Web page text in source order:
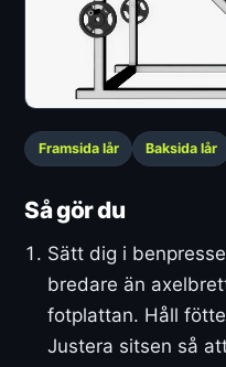
Framsida lår Baksida lår
Så gör du
Sätt dig i
bredare än
fotplattan. Håll
Justera sitsen så